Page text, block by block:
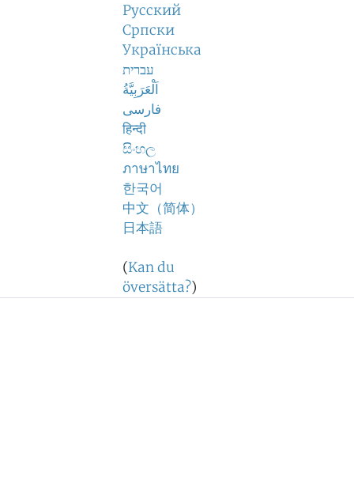
Русский
Српски
Українська
עברית
اَلْعَرَبِيَّةُ
فارسی
हिन्दी
සිංහල
ภาษาไทย
한국어
中文（简体）
日本語
(Kan du
översätta?)